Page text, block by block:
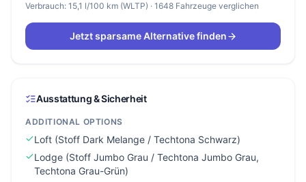
Verbrauch: 15,1 l/100 km (WLTP) · 1648 Fahrzeuge verglichen
Jetzt sparsame Alternative finden
Ausstattung & Sicherheit
ADDITIONAL OPTIONS
Loft (Stoff Dark Melange / Techtona Schwarz)
Lodge (Stoff Jumbo Grau / Techtona Jumbo Grau,
Techtona Grau-Grün)